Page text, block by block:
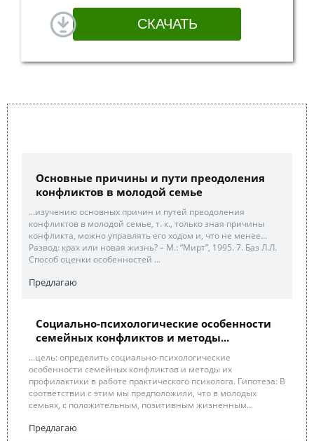
Основные причины и пути преодоления
конфликтов в молодой семье
...изучению основных причин и путей преодоления
конфликтов в молодой семье, т. к., только зная причины
конфликта, можно управлять его ходом и, что не менее...
Развод: крах или новая жизнь? – М.: “Мирт”, 1995. 7. Баз Л.Л.
Способ оценки особенностей ...
Предлагаю
Социально-психологические особенности
семейных конфликтов и методы...
...цель: определить социально-психологические
особенности семейных конфликтов и методы их
профилактики в работе практического психолога. Гипотеза: В
соответствии с этим мы предположили, что в молодых
семьях, с положительным, позитивным жизненным...
Предлагаю